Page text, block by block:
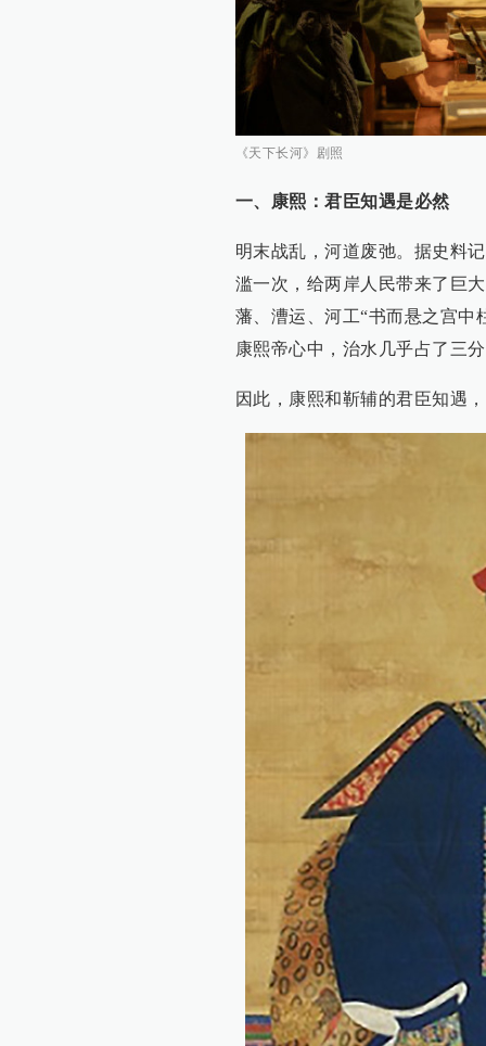
《天下长河》剧照
一、康熙：君臣知遇是必然
明末战乱，河道废弛。据史料
滥一次，给两岸人民带来了巨
藩、漕运、河工“书而悬之宫中
康熙帝心中，治水几乎占了三
因此，康熙和靳辅的君臣知遇